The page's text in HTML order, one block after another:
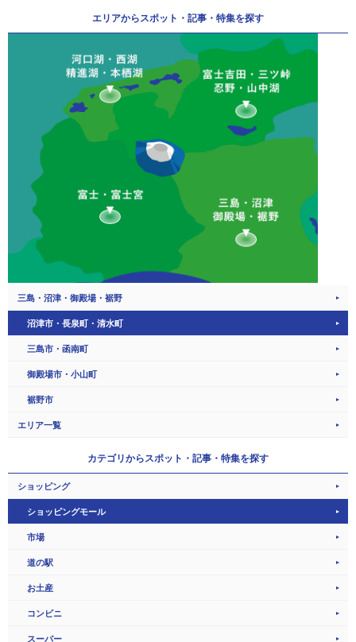
エリアからスポット・記事・特集を探す
三島・沼津・御殿場・裾野
沼津市・長泉町・清水町
三島市・函南町
御殿場市・小山町
裾野市
エリア一覧
カテゴリからスポット・記事・特集を探す
ショッピング
ショッピングモール
市場
道の駅
お土産
コンビニ
スーパー